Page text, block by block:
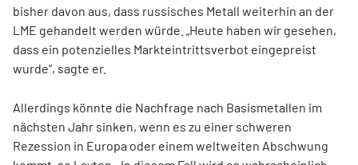
bisher davon aus, dass russisches Metall weiterhin an der
LME gehandelt werden würde. „Heute haben wir gesehen,
dass ein potenzielles Markteintrittsverbot eingepreist
wurde“, sagte er.
Allerdings könnte die Nachfrage nach Basismetallen im
nächsten Jahr sinken, wenn es zu einer schweren
Rezession in Europa oder einem weltweiten Abschwung